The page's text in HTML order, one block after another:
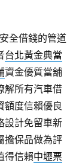
全借錢的管道
台北黃金典當
資金優質當舖
解所有汽車借
額度信賴優良
設計免留車新
擔保品做為評
得信賴中壢票